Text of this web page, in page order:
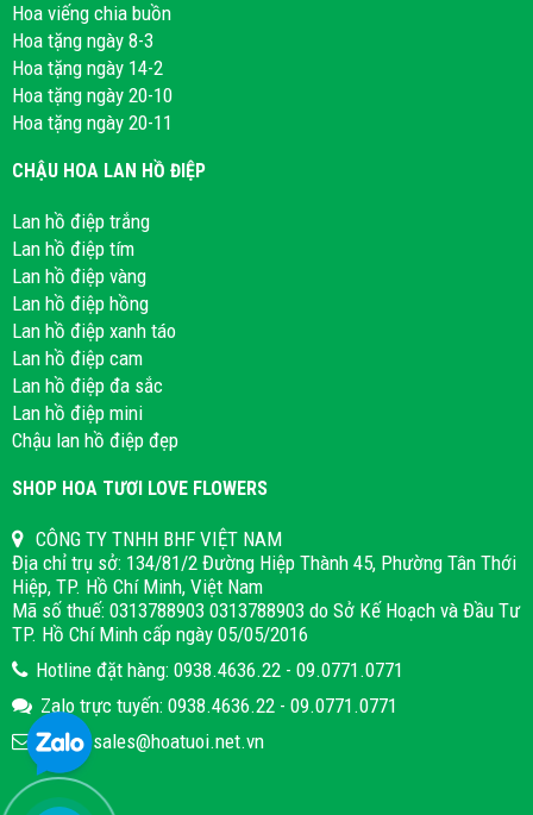
Hoa viếng chia buồn
Hoa tặng ngày 8-3
Hoa tặng ngày 14-2
Hoa tặng ngày 20-10
Hoa tặng ngày 20-11
CHẬU HOA LAN HỒ ĐIỆP
Lan hồ điệp trắng
Lan hồ điệp tím
Lan hồ điệp vàng
Lan hồ điệp hồng
Lan hồ điệp xanh táo
Lan hồ điệp cam
Lan hồ điệp đa sắc
Lan hồ điệp mini
Chậu lan hồ điệp đẹp
SHOP HOA TƯƠI LOVE FLOWERS
CÔNG TY TNHH BHF VIỆT NAM
Địa chỉ trụ sở: 134/81/2 Đường Hiệp Thành 45, Phường Tân Thới
Hiệp, TP. Hồ Chí Minh, Việt Nam
Mã số thuế: 0313788903 0313788903 do Sở Kế Hoạch và Đầu Tư
TP. Hồ Chí Minh cấp ngày 05/05/2016
Hotline đặt hàng: 0938.4636.22 - 09.0771.0771
Zalo trực tuyến: 0938.4636.22 - 09.0771.0771
Email: sales@hoatuoi.net.vn